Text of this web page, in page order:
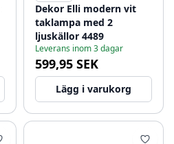
Dekor Elli modern vit
taklampa med 2
ljuskällor 4489
Leverans inom 3 dagar
599,95 SEK
Lägg i varukorg